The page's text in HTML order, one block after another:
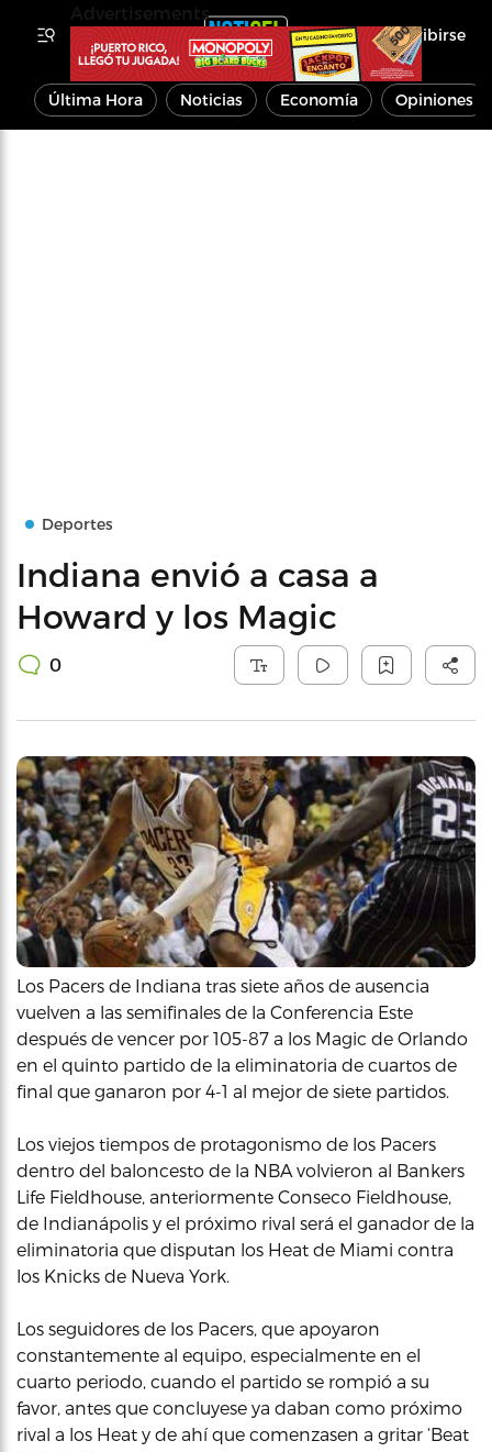
Inscribirse
Última Hora Noticias Economía Opiniones
Deportes
Indiana envió a casa a
Howard y los Magic
0
Los Pacers de Indiana tras siete años de ausencia
vuelven a las semifinales de la Conferencia Este
después de vencer por 105-87 a los Magic de Orlando
en el quinto partido de la eliminatoria de cuartos de
final que ganaron por 4-1 al mejor de siete partidos.
Los viejos tiempos de protagonismo de los Pacers
dentro del baloncesto de la NBA volvieron al Bankers
Life Fieldhouse, anteriormente Conseco Fieldhouse,
de Indianápolis y el próximo rival será el ganador de la
eliminatoria que disputan los Heat de Miami contra
los Knicks de Nueva York.
Los seguidores de los Pacers, que apoyaron
constantemente al equipo, especialmente en el
cuarto periodo, cuando el partido se rompió a su
favor, antes que concluyese ya daban como próximo
rival a los Heat y de ahí que comenzasen a gritar ‘Beat
Advertisements